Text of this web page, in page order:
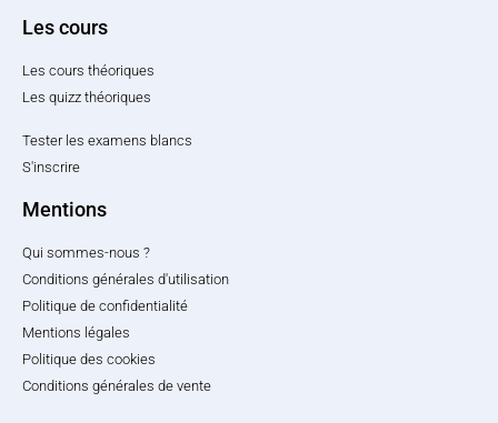
Les cours
Les cours théoriques
Les quizz théoriques
Tester les examens blancs
S'inscrire
Mentions
Qui sommes-nous ?
Conditions générales d'utilisation
Politique de confidentialité
Mentions légales
Politique des cookies
Conditions générales de vente